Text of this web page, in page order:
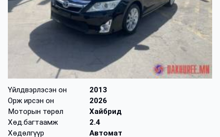
Үйлдвэрлэсэн он
2013
Орж ирсэн он
2026
Моторын төрөл
Хайбрид
Хөд.багтаамж
2.4
Хөдөлгүүр
Автомат